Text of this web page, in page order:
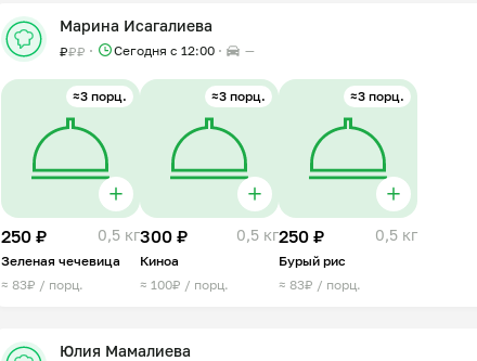
Марина Исагалиева
₽₽₽ Сегодня с 12:00 —
≈3 порц.
250 ₽ 0,5 кг
Зеленая чечевица
≈ 83₽ / порц.
≈3 порц.
300 ₽ 0,5 кг
Киноа
≈ 100₽ / порц.
≈3 порц.
250 ₽ 0,5 кг
Бурый рис
≈ 83₽ / порц.
Юлия Мамалиева